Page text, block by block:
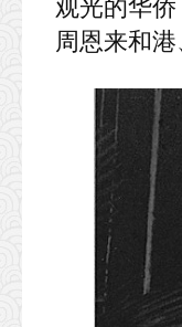
观光的华
周恩来和